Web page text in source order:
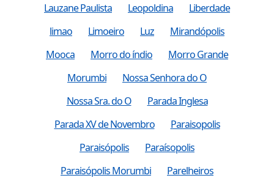
Lauzane Paulista
Leopoldina
Liberdade
limao
Limoeiro Luz
Mirandópolis
Mooca
Morro do índio
Morro Grande
Morumbi
Nossa Senhora do O
Nossa Sra. do O
Parada Inglesa
Parada XV de Novembro
Paraisopolis
Paraisópolis
Paraísopolis
Paraisópolis Morumbi
Parelheiros